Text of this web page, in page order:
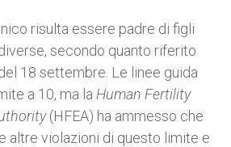
risulta essere padre di figli
secondo quanto riferito
18 settembre. Le linee guida
a 10, ma la Human Fertility
(HFEA) ha ammesso che
altre violazioni di questo limite e